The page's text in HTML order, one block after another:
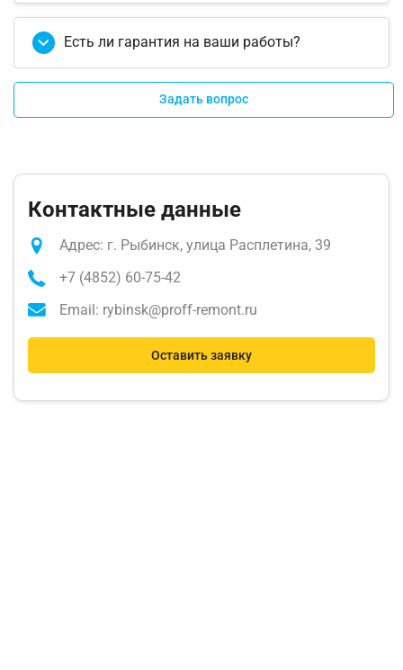
Есть ли гарантия на ваши работы?
Задать вопрос
Контактные данные
Адрес: г. Рыбинск, улица Расплетина, 39
+7 (4852) 60-75-42
Email: rybinsk@proff-remont.ru
Оставить заявку